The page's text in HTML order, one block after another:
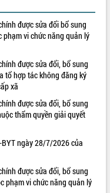
được sửa đổi bổ sung
vi chức năng quản lý
được sửa đổi, bổ sung
tổ hợp tác không đăng ký
xã
được sửa đổi, bổ sung
thẩm quyền giải quyết
ngày 28/7/2026 của
được sửa đổi, bổ sung
phạm vi chức năng quản lý